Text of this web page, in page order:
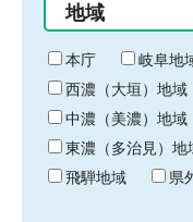
り
終
わ
り
地域
本庁
岐阜地
西濃（大垣）地域
中濃（美濃）地域
東濃（多治見）地
飛騨地域
県